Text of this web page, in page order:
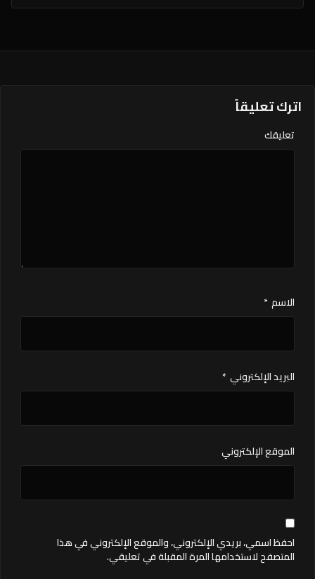
اترك تعليقاً
تعليقك
الاسم *
البريد الإلكتروني *
الموقع الإلكتروني
احفظ اسمي، بريدي الإلكتروني، والموقع الإلكتروني في هذا
المتصفح لاستخدامها المرة المقبلة في تعليقي.